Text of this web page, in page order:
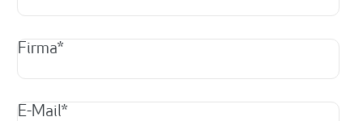
Firma*
E-Mail*